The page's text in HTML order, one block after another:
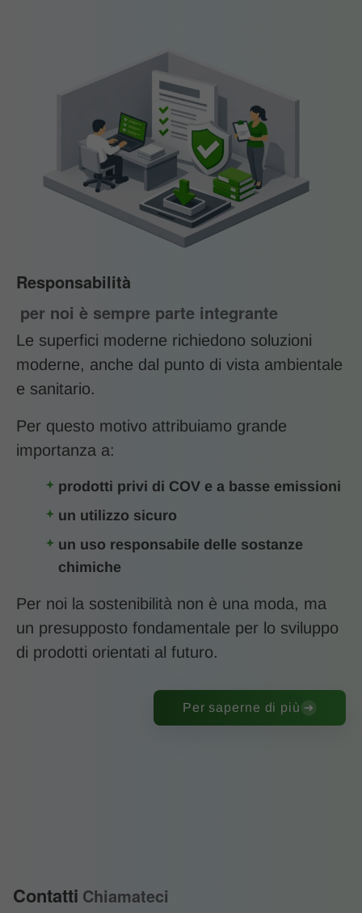
Responsabilità
per noi è sempre parte integrante
Le superfici moderne richiedono soluzioni
moderne, anche dal punto di vista ambientale
e sanitario.
Per questo motivo attribuiamo grande
importanza a:
prodotti privi di COV e a basse emissioni
un utilizzo sicuro
un uso responsabile delle sostanze
chimiche
Per noi la sostenibilità non è una moda, ma
un presupposto fondamentale per lo sviluppo
di prodotti orientati al futuro.
Per saperne di più
Contatti Chiamateci